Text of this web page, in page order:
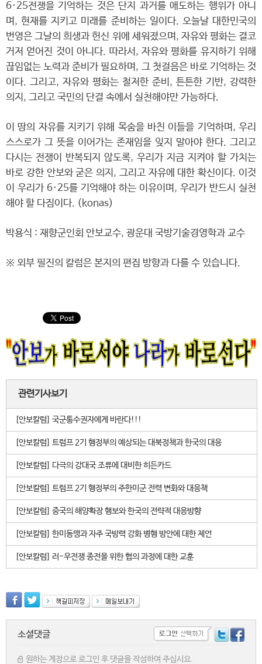
6·25전쟁을 기억하는 것은 단지 과거를 애도하는 행위가 아니
며, 현재를 지키고 미래를 준비하는 일이다. 오늘날 대한민국의
번영은 그날의 희생과 헌신 위에 세워졌으며, 자유와 평화는 결코
거저 얻어진 것이 아니다. 따라서, 자유와 평화를 유지하기 위해
끊임없는 노력과 준비가 필요하며, 그 첫걸음은 바로 기억하는 것
이다. 그리고, 자유와 평화는 철저한 준비, 튼튼한 기반, 강력한
의지, 그리고 국민의 단결 속에서 실천해야만 가능하다.
이 땅의 자유를 지키기 위해 목숨을 바친 이들을 기억하며, 우리
스스로가 그 뜻을 이어가는 존재임을 잊지 말아야 한다. 그리고
다시는 전쟁이 반복되지 않도록, 우리가 지금 지켜야 할 가치는
바로 강한 안보와 굳은 의지, 그리고 자유에 대한 확신이다. 이것
이 우리가 6·25를 기억해야 하는 이유이며, 우리가 반드시 실천
해야 할 다짐이다. (konas)
박용식 : 재향군인회 안보교수, 광운대 국방기술경영학과 교수
※ 외부 필진의 칼럼은 본지의 편집 방향과 다를 수 있습니다.
관련기사보기
[안보칼럼] 국군통수권자에게 바란다!!!
[안보칼럼] 트럼프 2기 행정부의 예상되는 대북정책과 한국의 대응
[안보칼럼] 다극의 강대국 조류에 대비한 히든카드
[안보칼럼] 트럼프 2기 행정부의 주한미군 전력 변화와 대응책
[안보칼럼] 중국의 해양확장 행보와 한국의 전략적 대응방향
[안보칼럼] 한미동맹과 자주 국방력 강화 병행 방안에 대한 제언
[안보칼럼] 러-우전쟁 종전을 위한 협의 과정에 대한 교훈
소셜댓글
원하는 계정으로 로그인 후 댓글을 작성하여 주십시요.